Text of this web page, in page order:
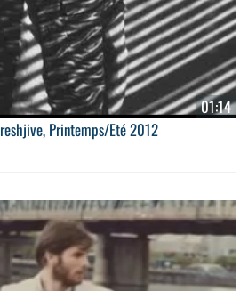
01:14
Printemps/Eté 2012